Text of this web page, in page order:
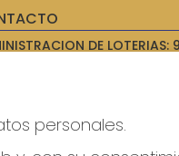
DE LOTERIAS:
personales.